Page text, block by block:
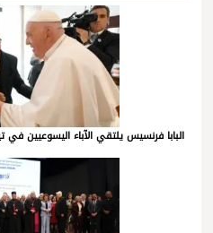
البابا فرنسيس يلتقي الآباء اليسوعيين في